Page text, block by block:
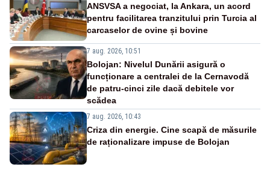
ANSVSA a negociat, la Ankara, un acord
pentru facilitarea tranzitului prin Turcia al
carcaselor de ovine și bovine
7 aug. 2026, 10:51
Bolojan: Nivelul Dunării asigură o
funcționare a centralei de la Cernavodă
de patru-cinci zile dacă debitele vor
scădea
7 aug. 2026, 10:43
Criza din energie. Cine scapă de măsurile
de raționalizare impuse de Bolojan